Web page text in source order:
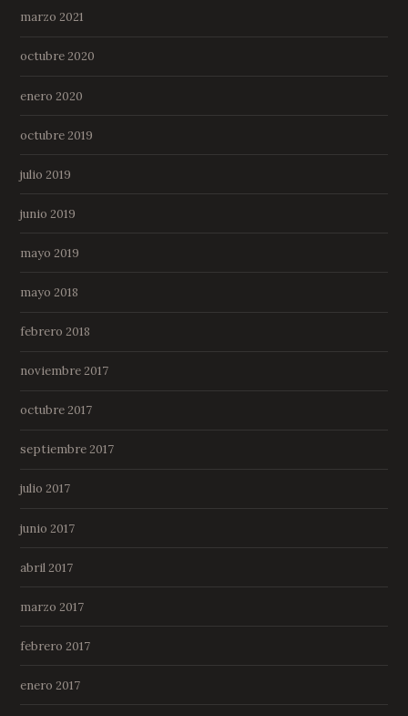
marzo 2021
octubre 2020
enero 2020
octubre 2019
julio 2019
junio 2019
mayo 2019
mayo 2018
febrero 2018
noviembre 2017
octubre 2017
septiembre 2017
julio 2017
junio 2017
abril 2017
marzo 2017
febrero 2017
enero 2017